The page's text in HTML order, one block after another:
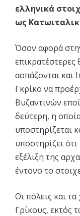
ελληνικά
ως
Όσον αφορά
ασπάζονται και
Γκρίκο να
Βυζαντινών
δεύτερη, η
υποστηρίζεται
υποστηρίζει
εξέλιξη της
έντονο το
Οι πόλεις και
Γρίκους, εκτός